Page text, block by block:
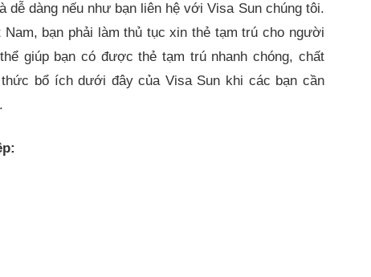
dàng nếu như bạn liên hệ với Visa Sun chúng tôi.
bạn phải làm thủ tục xin thẻ tạm trú cho người
giúp bạn có được thẻ tạm trú nhanh chóng, chất
bổ ích dưới đây của Visa Sun khi các bạn cần